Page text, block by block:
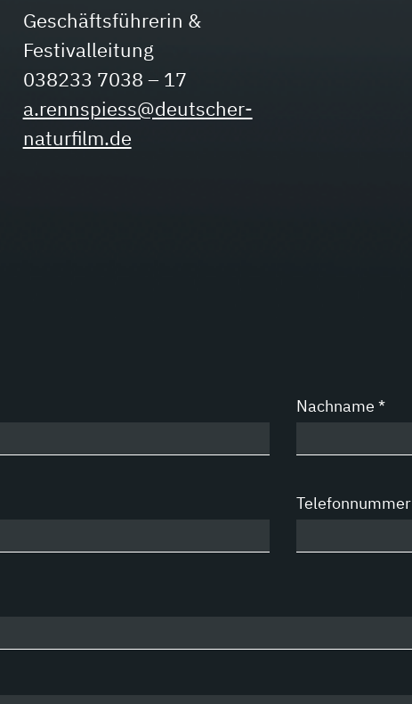
Geschäftsführerin &
Festivalleitung
038233 7038 – 17
a.rennspiess@deutscher-
naturfilm.de
Nachname *
Telefonnummer